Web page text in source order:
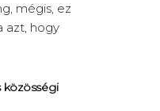
mégis, ez
azt, hogy
közösségi